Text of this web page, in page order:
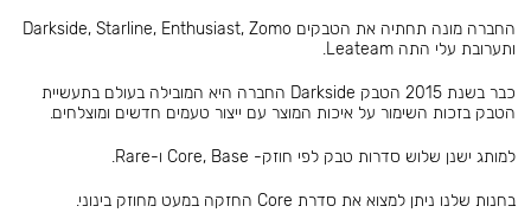
החברה מונה תחתיה את הטבקים Darkside, Starline, Enthusiast, Zomo
ותערובת עלי התה Leateam.
כבר בשנת 2015 הטבק Darkside החברה היא המובילה בעולם בתעשיית
הטבק בזכות השימור על איכות המוצר עם ייצור טעמים חדשים ומוצלחים.
למותג ישנן שלוש סדרות טבק לפי חוזק- Core, Base ו-Rare.
בחנות שלנו ניתן למצוא את סדרת Core החזקה במעט מחוזק בינוני.